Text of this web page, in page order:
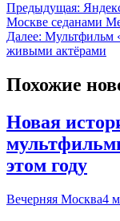
Предыдущая:
Москве седанами
Далее: Мультфильм
живыми актёрами
Похожие
Новая
этом году
Вечерняя Москва4